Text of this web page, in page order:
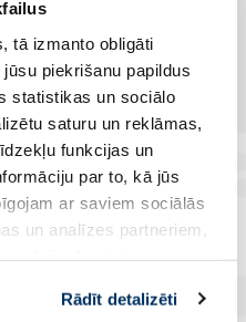
tā izmanto obligāti
piekrišanu papildus
statistikas un sociālo
saturu un reklāmas,
funkcijas un
par to, kā jūs
ar saviem sociālās
un analīzes partneriem,
papildu sīkdatņu
Rādīt detalizēti